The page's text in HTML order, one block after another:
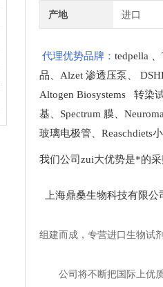
产地 进口
代理优势品牌： tedpella
品
Alzet 渗透压泵
Altogen Biosystems 转染
基
Spectrum 膜
玻璃电极管
Reaschdiets
我们公司zui大优势是*的
上海鼎桑生物科技有限公
组建而成，专营进口生物试
公司将不断把国际上优